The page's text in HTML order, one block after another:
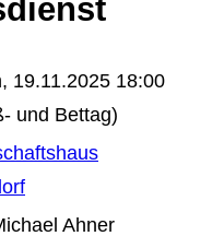
19.11.2025 18:00
und Bettag)
Ahner